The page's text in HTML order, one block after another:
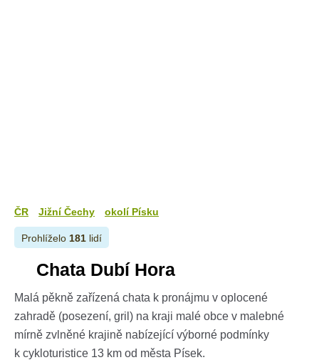
ČR Jižní Čechy okolí Písku
Prohlíželo 181 lidí
Chata Dubí Hora
Malá pěkně zařízená chata k pronájmu v oplocené
zahradě (posezení, gril) na kraji malé obce v malebné
mírně zvlněné krajině nabízející výborné podmínky
k cykloturistice 13 km od města Písek.